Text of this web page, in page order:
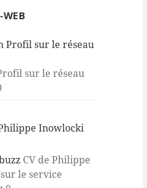
sur le réseau
Inowlocki
CV de Philippe
le service